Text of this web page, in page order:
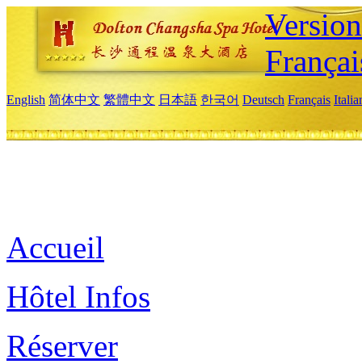
English 简体中文 繁體中文 日本語 한국어 Deutsch Français
Accueil
Hôtel Infos
Réserver